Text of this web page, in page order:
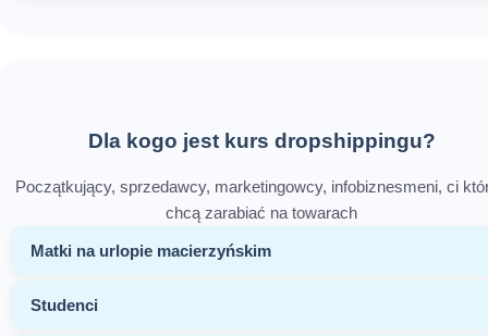
Dla kogo jest kurs dropshippingu?
Początkujący, sprzedawcy, marketingowcy, infobiznesmeni, ci
chcą zarabiać na towarach
Matki na urlopie macierzyńskim
Studenci